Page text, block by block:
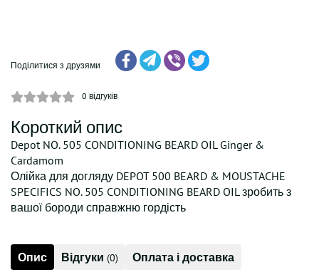
Поділитися з друзями
0 відгуків
Короткий опис
Depot NO. 505 CONDITIONING BEARD OIL Ginger &
Cardamom
Олійка для догляду DEPOT 500 BEARD & MOUSTACHE
SPECIFICS NO. 505 CONDITIONING BEARD OIL зробить з
вашої бороди справжню гордість
Опис Відгуки (0) Оплата і доставка